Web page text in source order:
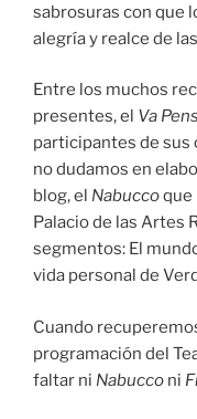
sabrosuras con que
alegría y realce de
Entre los muchos
presentes, el Va
participantes de sus
no dudamos en
blog, el Nabuccoque
Palacio de las Artes
segmentos: El
vida personal de
Cuando
programación del
faltar ni Nabucco ni